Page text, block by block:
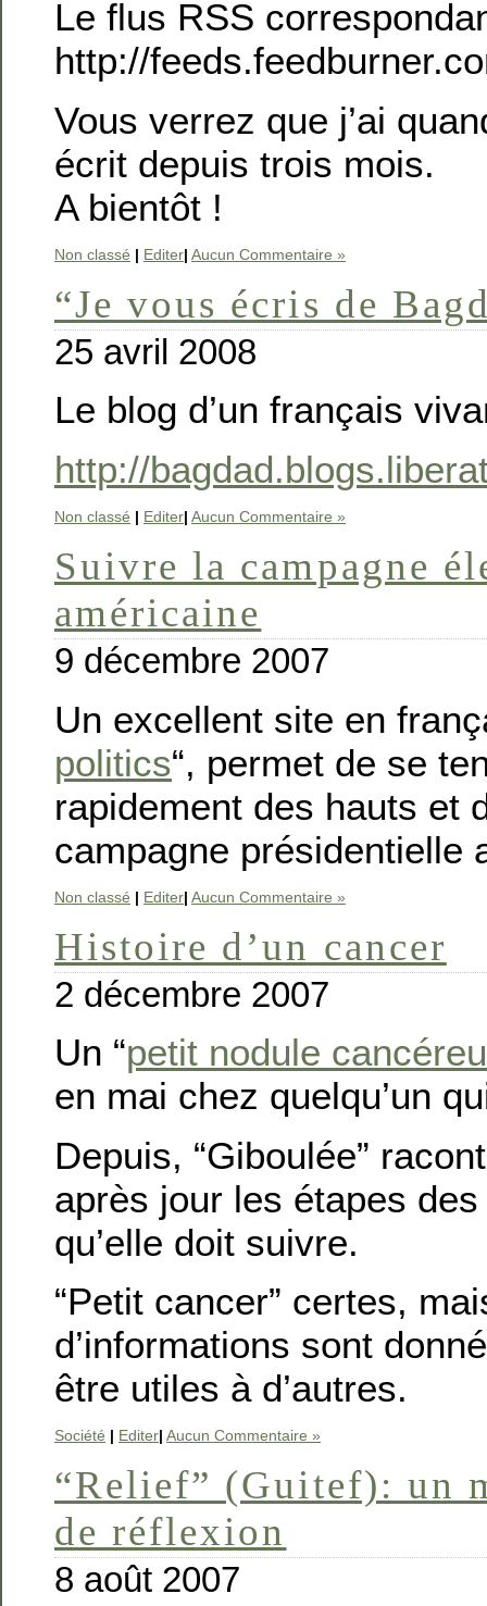
Le flus RSS
http://
Vous verrez que j’ai
écrit depuis trois mois.
A bientôt !
Non classé | Editer| Aucun Commentaire »
“Je vous écris de
25 avril 2008
Le blog d’un français
http://
Non classé | Editer| Aucun Commentaire »
Suivre la campagne
américaine
9 décembre 2007
Un excellent site en
politics“, permet de se
rapidement des hauts et
campagne présidentielle
Non classé | Editer| Aucun Commentaire »
Histoire d’un cancer
2 décembre 2007
Un “petit nodule
en mai chez quelqu’un
Depuis, “Giboulée”
après jour les étapes
qu’elle doit suivre.
“Petit cancer” certes,
d’informations sont
être utiles à d’autres.
Société | Editer| Aucun Commentaire »
“Relief” (Guitef): un
de réflexion
8 août 2007